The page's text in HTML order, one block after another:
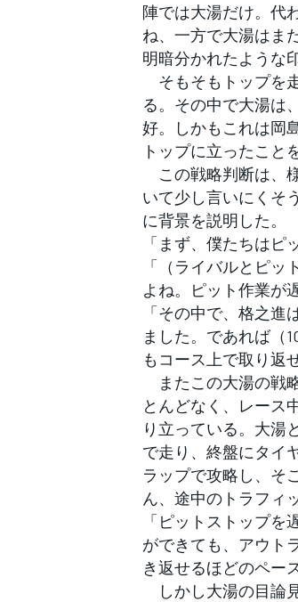
陣では大湯だけ。代
ね、一方で大湯はま
明暗分かれたような
そもそもトップを
る。その中で大湯は
好。しかもこれは岡
トップに立ったこと
この戦略判断は、
いて少し言いにくそ
に背景を説明した。
「まず、僕たちはピ
「（ライバルとピ
よね。ピット作業が
「その中で、格之
ました。であれば（
もコース上で取り返
またこの大湯の戦
とんどなく、レース
り立っている。大湯
で走り、終盤にタイ
ラップで攻略し、そ
ん、途中のトラフィ
「ピットストップ
ができても、アウト
き返せるほどのペー
しかし大湯の目論